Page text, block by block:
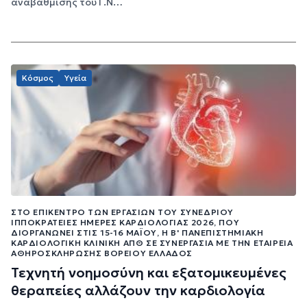
Κόσμος Υγεία
ΣΤΟ ΕΠΊΚΕΝΤΡΟ ΤΩΝ ΕΡΓΑΣΙΏΝ ΤΟΥ ΣΥΝΕΔΡΊΟΥ
ΙΠΠΟΚΡΆΤΕΙΕΣ ΗΜΈΡΕΣ ΚΑΡΔΙΟΛΟΓΊΑΣ 2026, ΠΟΥ
ΔΙΟΡΓΑΝΏΝΕΙ ΣΤΙΣ 15-16 ΜΑΪ́ΟΥ, Η Β' ΠΑΝΕΠΙΣΤΗΜΙΑΚΉ
ΚΑΡΔΙΟΛΟΓΙΚΉ ΚΛΙΝΙΚΉ ΑΠΘ ΣΕ ΣΥΝΕΡΓΑΣΊΑ ΜΕ ΤΗΝ ΕΤΑΙΡΕΊΑ
ΑΘΗΡΟΣΚΛΉΡΩΣΗΣ ΒΟΡΕΊΟΥ ΕΛΛΆΔΟΣ
Τεχνητή νοημοσύνη και εξατομικευμένες
θεραπείες αλλάζουν την καρδιολογία